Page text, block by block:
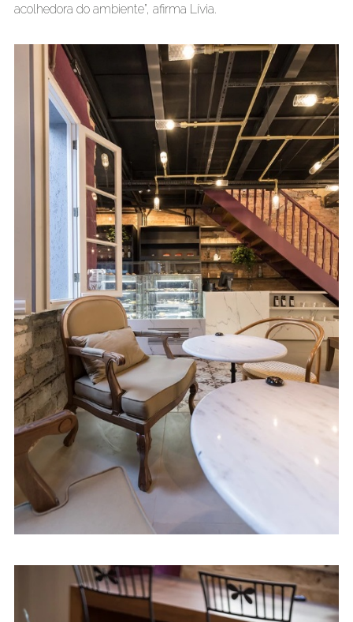
acolhedora do ambiente”, afirma Lívia.